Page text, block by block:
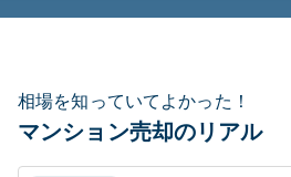
相場を知っていてよかった！
マンション売却のリアル